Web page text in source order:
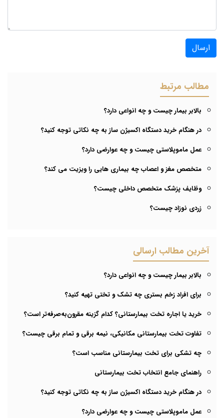
ارسال
مطالب مرتبط
بالابر بیمار چیست و چه انواعی دارد؟
در هنگام خرید دستگاه اکسیژن ساز به چه نکاتی توجه کنید؟
عمل ماموپلاستی چیست و چه عوارضی دارد؟
متخصص مغز و اعصاب چه بیماری هایی را ویزیت می کند؟
وظایف پزشک متخصص داخلی چیست؟
زردی نوزاد چیست؟
آخرین مطالب ارسالی
بالابر بیمار چیست و چه انواعی دارد؟
برای افراد زخم بستری چه تشک و تختی تهیه کنید؟
خرید یا اجاره تخت بیمارستانی؟ کدام گزینه مقرون‌به‌صرفه‌تر است؟
تفاوت تخت بیمارستانی مکانیکی، نیمه برقی و تمام برقی چیست؟
چه تشکی برای تخت بیمارستانی مناسب است؟
راهنمای جامع انتخاب تخت بیمارستانی
در هنگام خرید دستگاه اکسیژن ساز به چه نکاتی توجه کنید؟
عمل ماموپلاستی چیست و چه عوارضی دارد؟